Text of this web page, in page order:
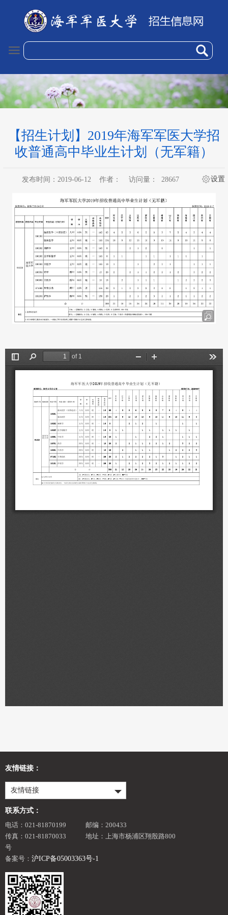
【招生计划】2019年海军军医大学招
收普通高中毕业生计划（无军籍）
发布时间：2019-06-12 作者： 访问量： 28667 设置
友情链接：
友情链接
联系方式：
电话：021-81870199
邮编：200433
传真：021-81870033
地址：上海市杨浦区翔殷路800
号
备案号： 沪ICP备05003363号-1